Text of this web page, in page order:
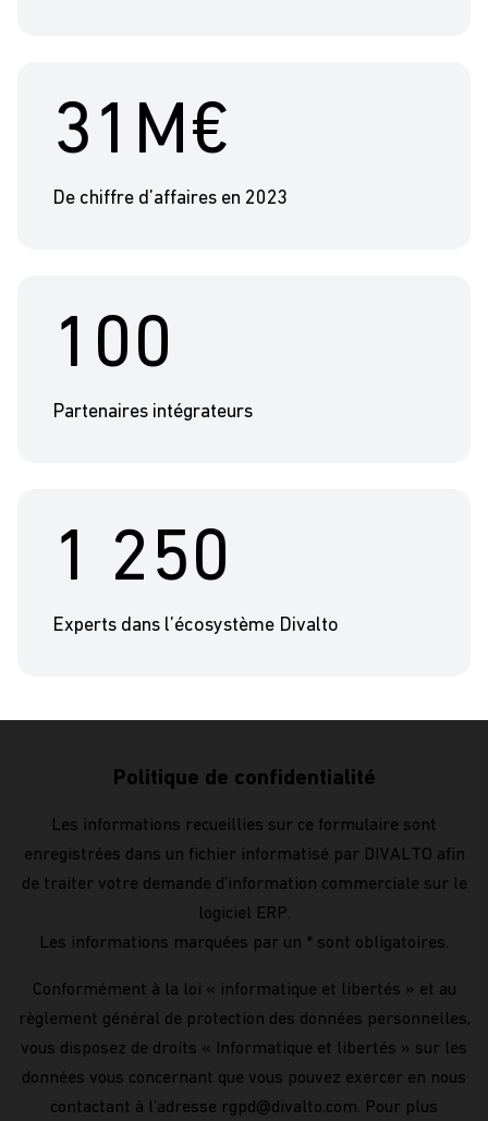
31M€
De chiffre d’affaires en 2023
100
Partenaires intégrateurs
1 250
Experts dans l’écosystème Divalto
Politique de confidentialité
Les informations recueillies sur ce formulaire sont
enregistrées dans un fichier informatisé par DIVALTO afin
de traiter votre demande d’information commerciale sur le
logiciel ERP.
Les informations marquées par un * sont obligatoires.
Conformément à la loi « informatique et libertés » et au
règlement général de protection des données personnelles,
vous disposez de droits « Informatique et libertés » sur les
données vous concernant que vous pouvez exercer en nous
contactant à l’adresse rgpd@divalto.com. Pour plus